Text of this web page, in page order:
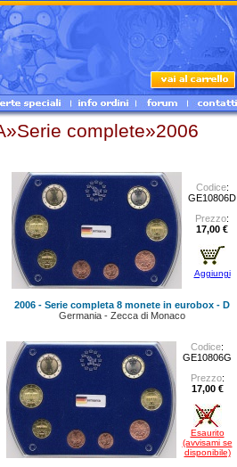
complete»2006
Codice:
GE10806D
Prezzo:
17,00 €
Aggiungi
2006 - Serie completa 8 monete in eurobox - D
Germania - Zecca di Monaco
Codice:
GE10806G
Prezzo:
17,00 €
Esaurito
(avvisami se
disponibile)